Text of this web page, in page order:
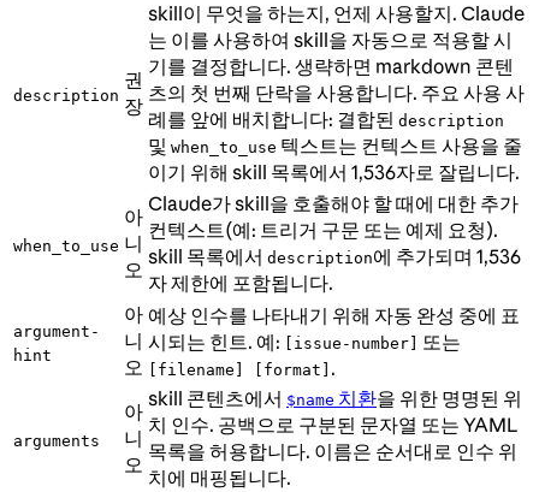
description
권
장
skill이 무엇을 하는지, 언제 사용할지. Claude
는 이를 사용하여 skill을 자동으로 적용할 시
기를 결정합니다. 생략하면 markdown 콘텐
츠의 첫 번째 단락을 사용합니다. 주요 사용 사
례를 앞에 배치합니다: 결합된 description
및 when_to_use 텍스트는 컨텍스트 사용을 줄
이기 위해 skill 목록에서 1,536자로 잘립니다.
when_to_use
아
니
오
Claude가 skill을 호출해야 할 때에 대한 추가
컨텍스트(예: 트리거 구문 또는 예제 요청).
skill 목록에서 description에 추가되며 1,536
자 제한에 포함됩니다.
argument-
hint
아
니
오
예상 인수를 나타내기 위해 자동 완성 중에 표
시되는 힌트. 예:
[issue-number] 또는
[filename] [format] .
arguments
아
니
오
skill 콘텐츠에서 $name 치환을 위한 명명된 위
치 인수. 공백으로 구분된 문자열 또는 YAML
목록을 허용합니다. 이름은 순서대로 인수 위
치에 매핑됩니다.